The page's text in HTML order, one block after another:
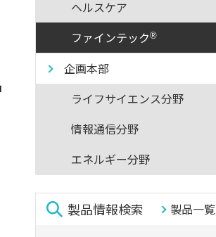
ヘルスケア
ファインテック®
企画本部
ライフサイエンス分野
情報通信分野
エネルギー分野
製品情報検索 製品一覧